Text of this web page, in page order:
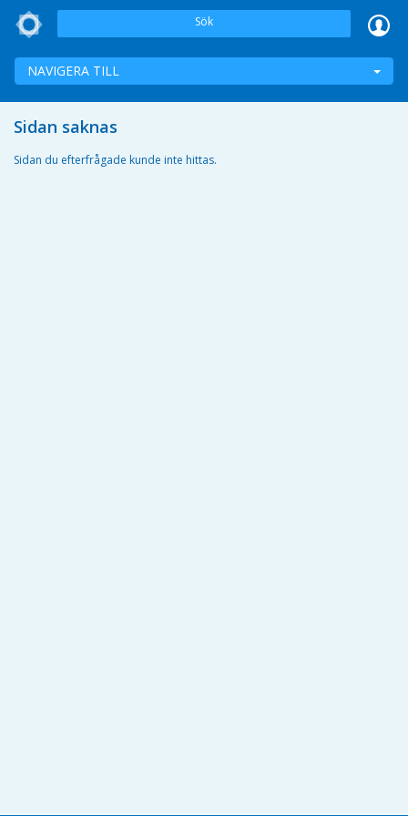
Sök
NAVIGERA TILL
Sidan saknas
Sidan du efterfrågade kunde inte hittas.